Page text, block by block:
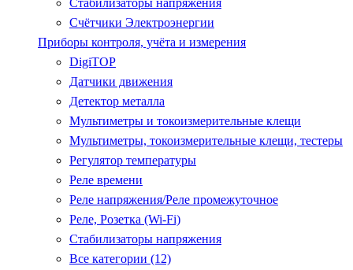
Стабилизаторы напряжения
Счётчики Электроэнергии
Приборы контроля, учёта и измерения
DigiTOP
Датчики движения
Детектор металла
Мультиметры и токоизмерительные клещи
Мультиметры, токоизмерительные клещи, тестеры
Регулятор температуры
Реле времени
Реле напряжения/Реле промежуточное
Реле, Розетка (Wi-Fi)
Стабилизаторы напряжения
Все категории (12)